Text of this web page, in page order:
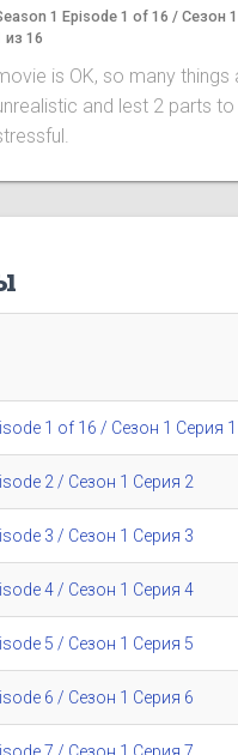
1 Episode 1 of 16 / Сезон
из 16
is OK, so many things
and lest 2 parts to
1 of 16 / Сезон 1 Серия 1
2 / Сезон 1 Серия 2
3 / Сезон 1 Серия 3
4 / Сезон 1 Серия 4
5 / Сезон 1 Серия 5
6 / Сезон 1 Серия 6